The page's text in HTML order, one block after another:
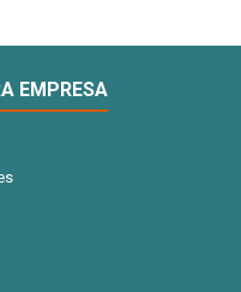
EMPRESA